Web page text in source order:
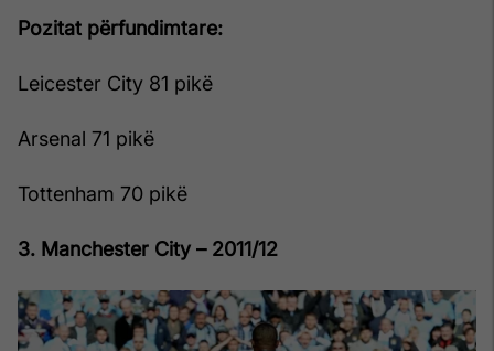
Pozitat përfundimtare:
Leicester City 81 pikë
Arsenal 71 pikë
Tottenham 70 pikë
3. Manchester City – 2011/12